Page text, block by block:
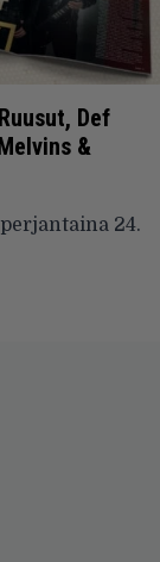
Def
&
24.